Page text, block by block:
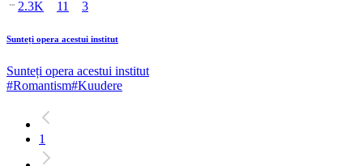
2.3K 11 3
Sunteți opera acestui institut
Sunteți opera acestui institut
#Romantism#Kuudere
1